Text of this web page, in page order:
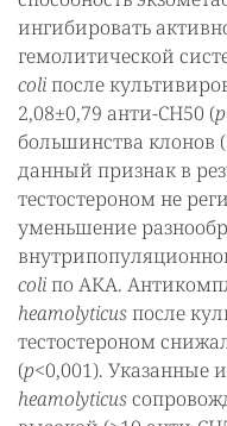
ингибировать
гемолитической
сoliпосле
2,08±0,79 анти-СH50 (р
большинства клонов
данный признак в
тестостероном не
уменьшение
сoliпо АКА.
heamolyticusпосле
тестостероном
(р<0,001). Указанные
heamolyticus